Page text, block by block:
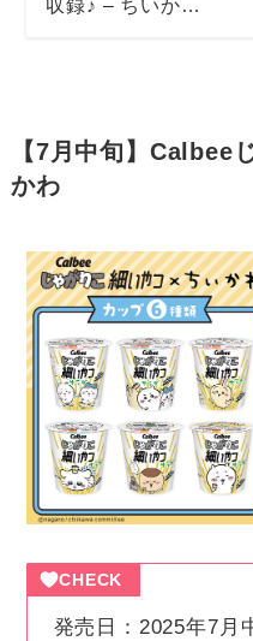
【7月中旬】Calbee
かわ
CHECK
発売日：2025年7月